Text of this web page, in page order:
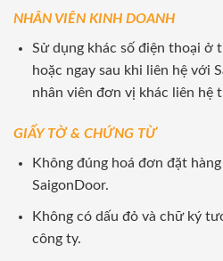
NHÂN VIÊN KINH DOANH
Sử dụng khác số điện thoại ở
hoặc ngay sau khi liên hệ với
nhân viên đơn vị khác liên hệ
GIẤY TỜ & CHỨNG TỪ
Không đúng hoá đơn đặt
SaigonDoor.
Không có dấu đỏ và chữ ký
công ty.